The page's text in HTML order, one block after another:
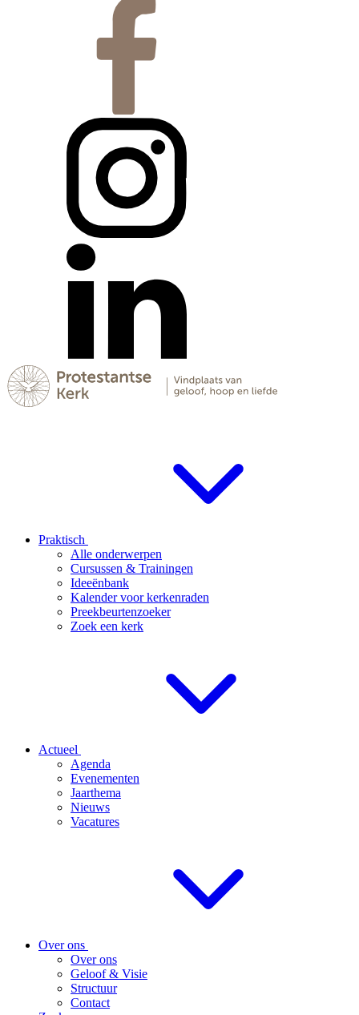
Praktisch
Alle onderwerpen
Cursussen & Trainingen
Ideeënbank
Kalender voor kerkenraden
Preekbeurtenzoeker
Zoek een kerk
Actueel
Agenda
Evenementen
Jaarthema
Nieuws
Vacatures
Over ons
Over ons
Geloof & Visie
Structuur
Contact